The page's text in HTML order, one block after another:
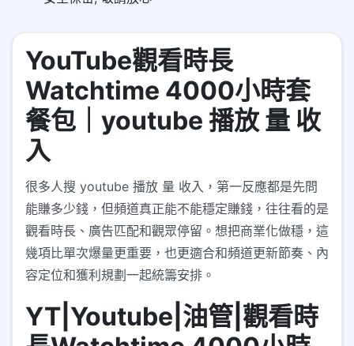
YouTube觀看時長
Watchtime 4000小時套
餐包｜youtube 播放 量 收
入
很多人搜 youtube 播放 量 收入，第一反應都是先問
能賺多少錢，但頻道真正能不能穩定賺錢，往往看的是
觀看時長、廣告匹配和觀眾停留。想把商業化做穩，這
幾項比單次爆量更重要，也更適合和頻道更新節奏、內
容定位和獲利規劃一起統籌安排。
YT|Youtube|油管|觀看時